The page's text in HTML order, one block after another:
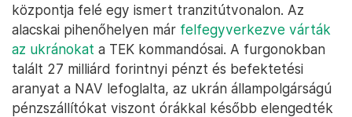
központja felé egy ismert tranzitútvonalon. Az
alacskai pihenőhelyen már felfegyverkezve várták
az ukránokat a TEK kommandósai. A furgonokban
talált 27 milliárd forintnyi pénzt és befektetési
aranyat a NAV lefoglalta, az ukrán állampolgárságú
pénzszállítókat viszont órákkal később elengedték